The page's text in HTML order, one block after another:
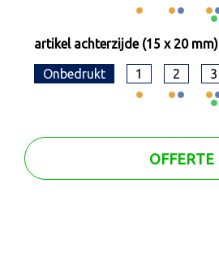
artikel achterzijde (15 x 20 mm)
Onbedrukt 1 2 3
OFFERTE